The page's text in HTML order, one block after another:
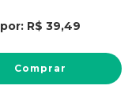
por: R$ 39,49
Comprar